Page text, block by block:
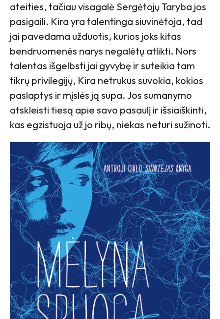
ateities, tačiau visagalė Sergėtojų Taryba jos
pasigaili. Kira yra talentinga siuvinėtoja, tad
jai pavedama užduotis, kurios joks kitas
bendruomenės narys negalėtų atlikti. Nors
talentas išgelbsti jai gyvybę ir suteikia tam
tikrų privilegijų, Kira netrukus suvokia, kokios
paslaptys ir mįslės ją supa. Jos sumanymo
atskleisti tiesą apie savo pasaulį ir išsiaiškinti,
kas egzistuoja už jo ribų, niekas neturi sužinoti.